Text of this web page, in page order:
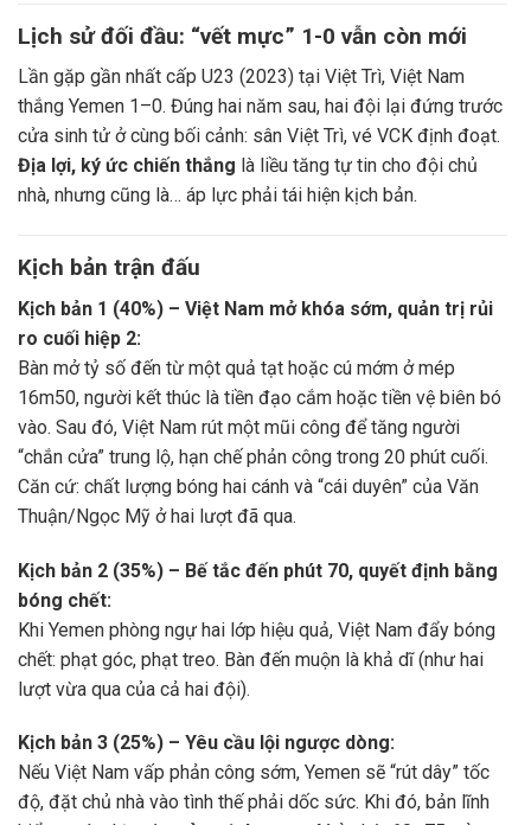
Lịch sử đối đầu: “vết mực” 1-0 vẫn còn mới
Lần gặp gần nhất cấp U23 (2023) tại Việt Trì, Việt Nam
thắng Yemen 1–0. Đúng hai năm sau, hai đội lại đứng trước
cửa sinh tử ở cùng bối cảnh: sân Việt Trì, vé VCK định đoạt.
Địa lợi, ký ức chiến thắng là liều tăng tự tin cho đội chủ
nhà, nhưng cũng là… áp lực phải tái hiện kịch bản.
Kịch bản trận đấu
Kịch bản 1 (40%) – Việt Nam mở khóa sớm, quản trị rủi
ro cuối hiệp 2:
Bàn mở tỷ số đến từ một quả tạt hoặc cú mớm ở mép
16m50, người kết thúc là tiền đạo cắm hoặc tiền vệ biên bó
vào. Sau đó, Việt Nam rút một mũi công để tăng người
“chắn cửa” trung lộ, hạn chế phản công trong 20 phút cuối.
Căn cứ: chất lượng bóng hai cánh và “cái duyên” của Văn
Thuận/Ngọc Mỹ ở hai lượt đã qua.
Kịch bản 2 (35%) – Bế tắc đến phút 70, quyết định bằng
bóng chết:
Khi Yemen phòng ngự hai lớp hiệu quả, Việt Nam đẩy bóng
chết: phạt góc, phạt treo. Bàn đến muộn là khả dĩ (như hai
lượt vừa qua của cả hai đội).
Kịch bản 3 (25%) – Yêu cầu lội ngược dòng:
Nếu Việt Nam vấp phản công sớm, Yemen sẽ “rút dây” tốc
độ, đặt chủ nhà vào tình thế phải dốc sức. Khi đó, bản lĩnh